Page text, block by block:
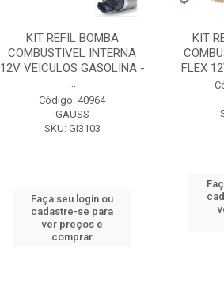
KIT REFIL BOMBA
COMBUSTIVEL INTERNA
12V VEICULOS GASOLINA -
...
Código: 40964
GAUSS
SKU: GI3103
Faça seu login ou
cadastre-se para
ver preços e
comprar
KIT
FLEX